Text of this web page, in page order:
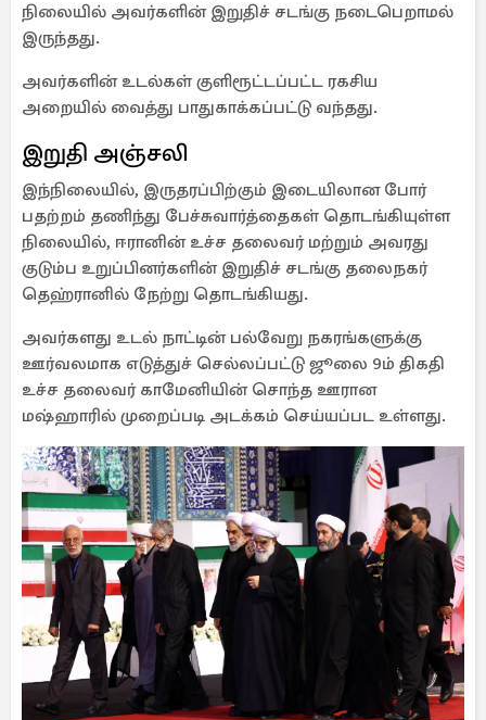
நிலையில் அவர்களின் இறுதிச் சடங்கு நடைபெறாமல்
இருந்தது.
அவர்களின் உடல்கள் குளிரூட்டப்பட்ட ரகசிய
அறையில் வைத்து பாதுகாக்கப்பட்டு வந்தது.
இறுதி அஞ்சலி
இந்நிலையில், இருதரப்பிற்கும் இடையிலான போர்
பதற்றம் தணிந்து பேச்சுவார்த்தைகள் தொடங்கியுள்ள
நிலையில், ஈரானின் உச்ச தலைவர் மற்றும் அவரது
குடும்ப உறுப்பினர்களின் இறுதிச் சடங்கு தலைநகர்
தெஹ்ரானில் நேற்று தொடங்கியது.
அவர்களது உடல் நாட்டின் பல்வேறு நகரங்களுக்கு
ஊர்வலமாக எடுத்துச் செல்லப்பட்டு ஜூலை 9ம் திகதி
உச்ச தலைவர் காமேனியின் சொந்த ஊரான
மஷ்ஹாரில் முறைப்படி அடக்கம் செய்யப்பட உள்ளது.